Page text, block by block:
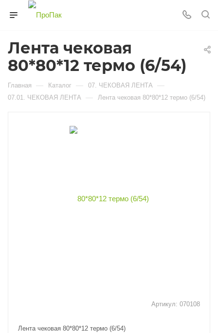
Лента чековая
80*80*12 термо (6/54)
Главная — Каталог — 07. ЧЕКОВАЯ ЛЕНТА —
07.01. ЧЕКОВАЯ ЛЕНТА — Лента чековая 80*80*12 термо (6/54)
Артикул: 070108
Лента чековая 80*80*12 термо (6/54)